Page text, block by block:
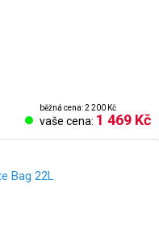
běžná cena: 2 200 Kč
vaše cena: 1 469 Kč